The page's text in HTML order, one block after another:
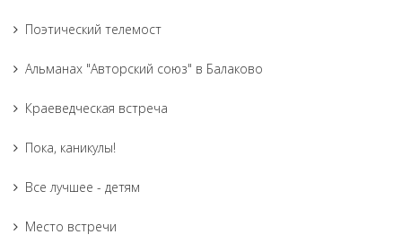
Поэтический телемост
Альманах "Авторский союз" в Балаково
Краеведческая встреча
Пока, каникулы!
Все лучшее - детям
Место встречи